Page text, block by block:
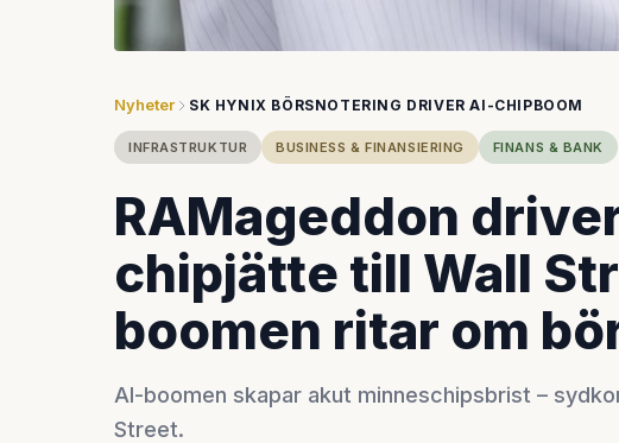
Nyheter SK HYNIX BÖRSNOTERING DRIVER AI-CHIPBOOM
INFRASTRUKTUR BUSINESS & FINANSIERING FINANS & BANK
RAMageddon
chipjätte till Wall
boomen ritar om
AI-boomen skapar akut minneschipsbrist –
Street.